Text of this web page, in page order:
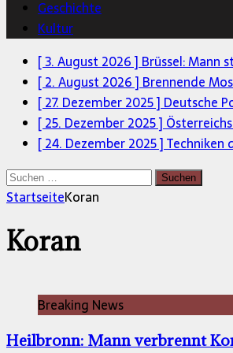
Geschichte
Kultur
[ 3. August 2026 ] Brüssel: Mann
[ 2. August 2026 ] Brennende
[ 27. Dezember 2025 ] Deutsche
[ 25. Dezember 2025 ]
[ 24. Dezember 2025 ]Techniken
Suchen
nach:
StartseiteKoran
Koran
Breaking News
Heilbronn: Mann verbrennt